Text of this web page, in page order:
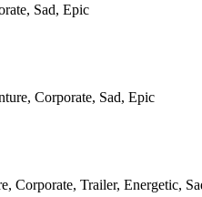
Sad, Epic
Corporate, Sad, Epic
Corporate, Trailer, Energetic,